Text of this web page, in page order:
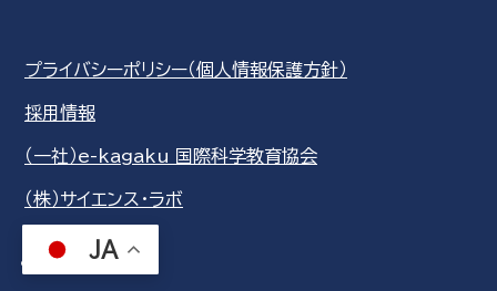
プライバシーポリシー（個人情報保護方針）
採用情報
（一社）e-kagaku 国際科学教育協会
（株）サイエンス・ラボ
share
JA